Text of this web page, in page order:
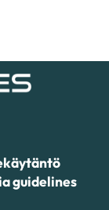
guidelines